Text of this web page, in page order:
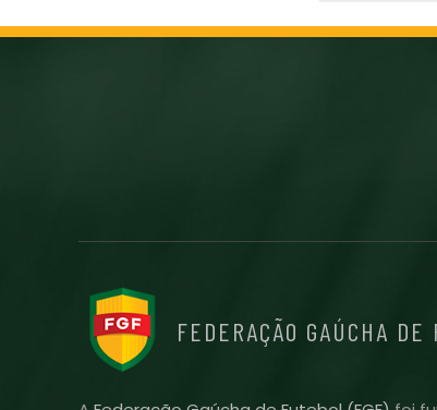
FEDERAÇÃO GAÚCHA DE